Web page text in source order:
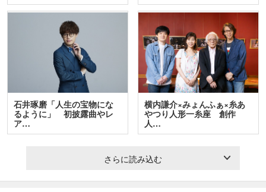
石井琢磨「人生の宝物にな
るように」 初披露曲やレ
ア…
横内謙介×みょんふぁ×糸あ
やつり人形一糸座 創作
人…
さらに読み込む